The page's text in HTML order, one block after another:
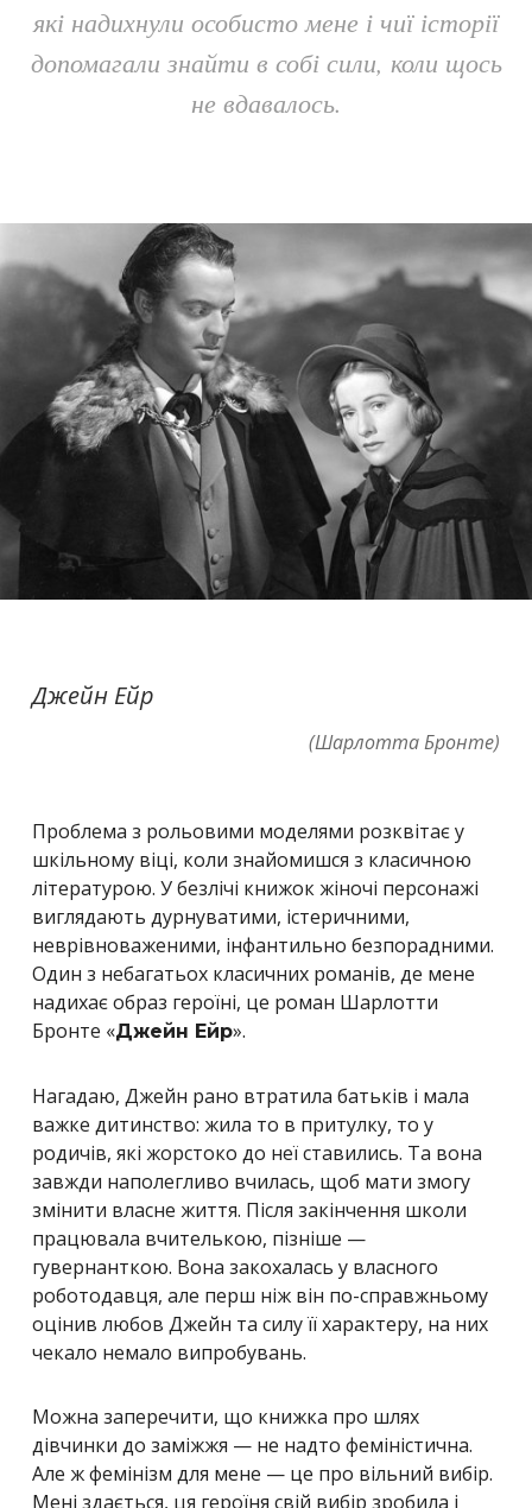
які надихнули особисто мене і чиї історії
допомагали знайти в собі сили, коли щось
не вдавалось.
Джейн Ейр
(Шарлотта Бронте)
Проблема з рольовими моделями розквітає у
шкільному віці, коли знайомишся з класичною
літературою. У безлічі книжок жіночі персонажі
виглядають дурнуватими, істеричними,
неврівноваженими, інфантильно безпорадними.
Один з небагатьох класичних романів, де мене
надихає образ героїні, це роман Шарлотти
Бронте «Джейн Ейр».
Нагадаю, Джейн рано втратила батьків і мала
важке дитинство: жила то в притулку, то у
родичів, які жорстоко до неї ставились. Та вона
завжди наполегливо вчилась, щоб мати змогу
змінити власне життя. Після закінчення школи
працювала вчителькою, пізніше —
гувернанткою. Вона закохалась у власного
роботодавця, але перш ніж він по-справжньому
оцінив любов Джейн та силу її характеру, на них
чекало немало випробувань.
Можна заперечити, що книжка про шлях
дівчинки до заміжжя — не надто феміністична.
Але ж фемінізм для мене — це про вільний вибір.
Мені здається, ця героїня свій вибір зробила і